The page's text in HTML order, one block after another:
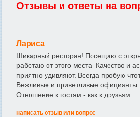
Отзывы и ответы на
Лариса
Шикарный ресторан! Посещаю с
работаю от этого места. Качество и
приятно удивляют. Всегда пробую
Вежливые и приветливые официанты.
Отношение к гостям - как к друзьям.
написать отзыв или вопрос